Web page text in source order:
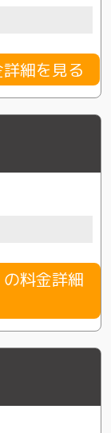
細を見る
料金詳細